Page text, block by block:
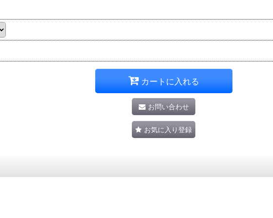
カートに入れる
お問い合わせ
お気に入り登録